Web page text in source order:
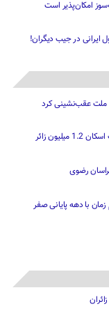
امکان‌پذیر است
در جیب دیگران!
ملت عقب‌نشینی کرد
زائر